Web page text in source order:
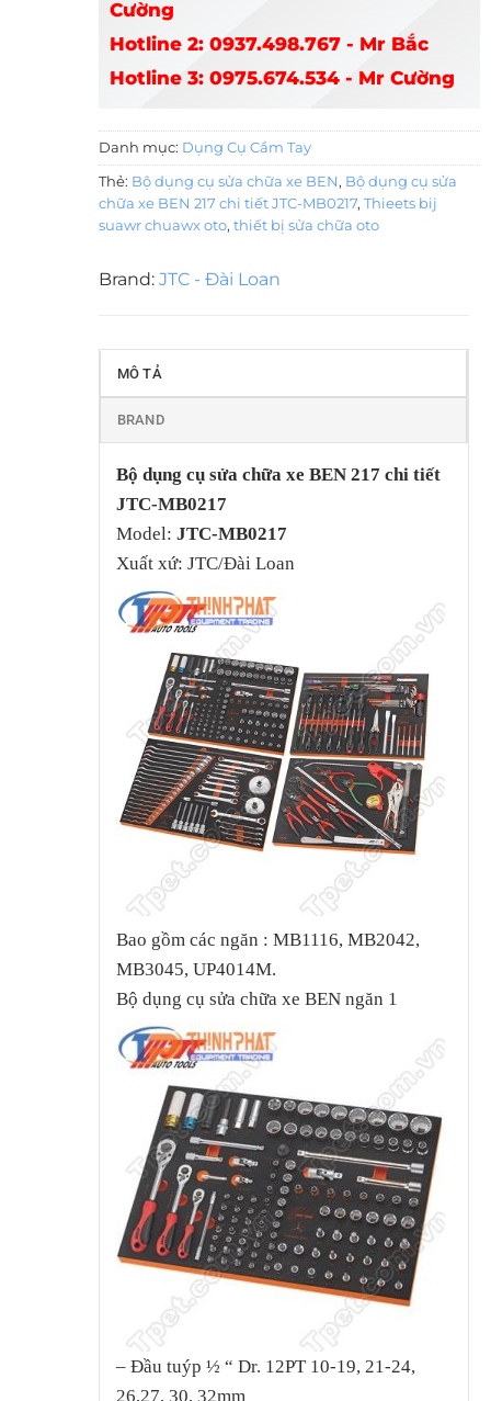
Cường
Hotline 2: 0937.498.767 - Mr Bắc
Hotline 3: 0975.674.534 - Mr Cường
Danh mục: Dụng Cụ Cầm Tay
Thẻ: Bộ dụng cụ sửa chữa xe BEN, Bộ dụng cụ sửa
chữa xe BEN 217 chi tiết JTC-MB0217, Thieets bij
suawr chuawx oto, thiết bị sửa chữa oto
Brand: JTC - Đài Loan
MÔ TẢ
BRAND
Bộ dụng cụ sửa chữa xe BEN 217 chi tiết
JTC-MB0217
Model: JTC-MB0217
Xuất xứ: JTC/Đài Loan
Bao gồm các ngăn : MB1116, MB2042,
MB3045, UP4014M.
Bộ dụng cụ sửa chữa xe BEN ngăn 1
– Đầu tuýp ½ “ Dr. 12PT 10-19, 21-24,
26,27, 30, 32mm